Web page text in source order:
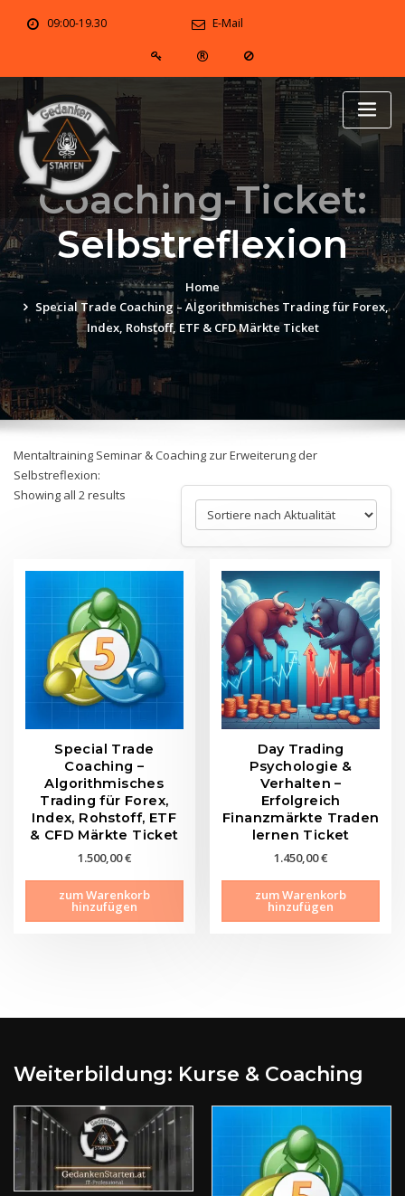
09:00-19.30 E-Mail
Coaching-Ticket:
Selbstreflexion
Home
Special Trade Coaching – Algorithmisches Trading für Forex,
Index, Rohstoff, ETF & CFD Märkte Ticket
Mentaltraining Seminar & Coaching zur Erweiterung der
Selbstreflexion:
Showing all 2 results
Special Trade
Coaching –
Algorithmisches
Trading für Forex,
Index, Rohstoff, ETF
& CFD Märkte Ticket
1.500,00€
zum Warenkorb
hinzufügen
Day Trading
Psychologie &
Verhalten –
Erfolgreich
Finanzmärkte Traden
lernen Ticket
1.450,00€
zum Warenkorb
hinzufügen
Weiterbildung: Kurse & Coaching